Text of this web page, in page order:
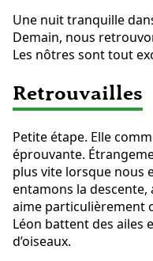
Une nuit tranquille
Demain, nous
Les nôtres sont tout
Retrouvailles
Petite étape. Elle
éprouvante.
plus vite lorsque nous
entamons la descente,
aime particulièrement
Léon battent des ailes
d’oiseaux.